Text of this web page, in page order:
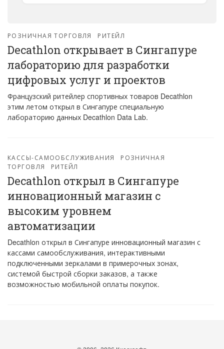
РОЗНИЧНАЯ ТОРГОВЛЯ РИТЕЙЛ
Decathlon открывает в Сингапуре
лабораторию для разработки
цифровых услуг и проектов
Французский ритейлер спортивных товаров Decathlon
этим летом открыл в Сингапуре специальную
лабораторию данных Decathlon Data Lab.
КАССЫ-САМООБСЛУЖИВАНИЯ
РОЗНИЧНАЯ
ТОРГОВЛЯ
РИТЕЙЛ
Decathlon открыл в Сингапуре
инновационный магазин с
высоким уровнем
автоматизации
Decathlon открыл в Сингапуре инновационный магазин с
кассами самообслуживания, интерактивными
подключенными зеркалами в примерочных зонах,
системой быстрой сборки заказов, а также
возможностью мобильной оплаты покупок.